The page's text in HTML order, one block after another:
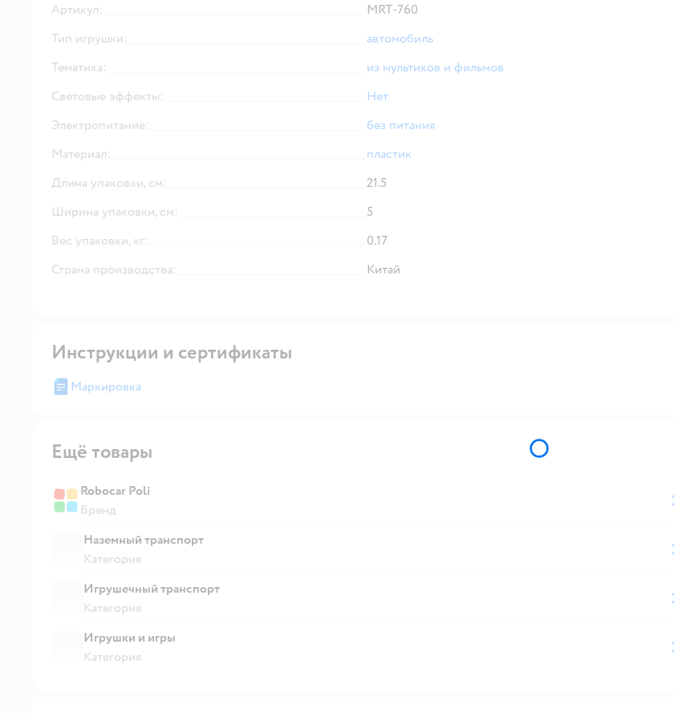
Артикул:
MRT-760
Тип игрушки:
автомобиль
Тематика:
из мультиков и фильмов
Световые эффекты:
Нет
Электропитание:
без питания
Материал:
пластик
Длина упаковки, см:
21.5
Ширина упаковки, см:
5
Вес упаковки, кг:
0.17
Страна производства:
Китай
Инструкции и сертификаты
Маркировка
Ещё товары
Robocar Poli
Бренд
Наземный транспорт
Категория
Игрушечный транспорт
Категория
Игрушки и игры
Категория